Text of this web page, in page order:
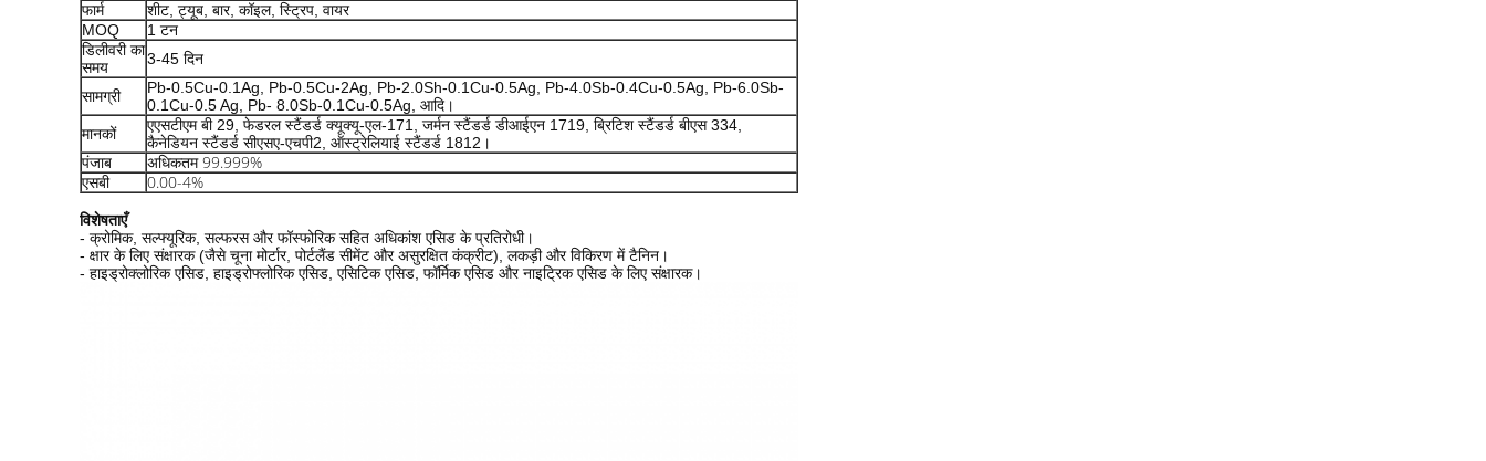
फार्म
शीट, ट्यूब, बार, कॉइल, स्ट्रिप, वायर
MOQ
1 टन
डिलीवरी का
समय
3-45 दिन
सामग्री
Pb-0.5Cu-0.1Ag, Pb-0.5Cu-2Ag, Pb-2.0Sh-0.1Cu-0.5Ag, Pb-4.0Sb-0.4Cu-0.5Ag, Pb-6.0Sb-
0.1Cu-0.5 Ag, Pb- 8.0Sb-0.1Cu-0.5Ag, आदि।
मानकों
एएसटीएम बी 29, फेडरल स्टैंडर्ड क्यूक्यू-एल-171, जर्मन स्टैंडर्ड डीआईएन 1719, ब्रिटिश स्टैंडर्ड बीएस 334,
कैनेडियन स्टैंडर्ड सीएसए-एचपी2, ऑस्ट्रेलियाई स्टैंडर्ड 1812।
पंजाब
अधिकतम 99.999%
एसबी
0.00-4%
विशेषताएँ
- क्रोमिक, सल्फ्यूरिक, सल्फरस और फॉस्फोरिक सहित अधिकांश एसिड के प्रतिरोधी।
- क्षार के लिए संक्षारक (जैसे चूना मोर्टार, पोर्टलैंड सीमेंट और असुरक्षित कंक्रीट), लकड़ी और विकिरण में टैनिन।
- हाइड्रोक्लोरिक एसिड, हाइड्रोफ्लोरिक एसिड, एसिटिक एसिड, फॉर्मिक एसिड और नाइट्रिक एसिड के लिए संक्षारक।